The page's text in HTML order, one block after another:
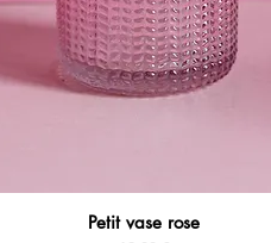
Aperçu rapide
Petit vase rose